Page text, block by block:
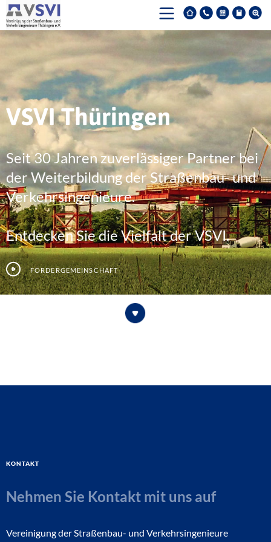
VSVI Thüringen
Seit 30 Jahren zuverlässiger Partner bei
der Weiterbildung der Straßenbau- und
Verkehrsingenieure.
Entdecken Sie die Vielfalt der VSVI.
Fördergemeinschaft
Kontakt
Nehmen Sie Kontakt mit uns auf
Vereinigung der Straßenbau- und Verkehrsingenieure